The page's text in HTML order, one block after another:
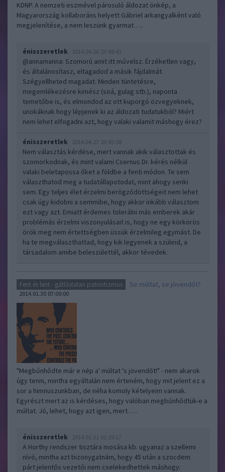
KDNP. A nemzeti eszmével párosuló áldozat önkép, a
Magyarország kollaboráns helyett Gábriel arkangyalként való
megjelenítése, a nem leszünk gyarmat…..
énisszeretlek 2014.04.26 23:48:43
@annamanna: Szomorú amit itt művelsz. Érzéketlen vagy,
és általánosítasz, eltagadod a másik fájdalmát.
Szégyellheted magadat. Minden tüntetésre,
megemlékezésre kimész (soá, gulag stb.), naponta
temetőbe is, és elmondod az ott kuporgó özvegyeknek,
unokáknak hogy lépjenek ki az áldozati tudatukból? Miért
nem lehet elfogadni azt, hogy valaki valamit máshogy érez?
énisszeretlek 2014.04.27 23:45:08
Nem választás kérdése, mert vannak akik választottak és
szomorkodnak, és mint valami Csernus Dr. kérés nélkül
valaki beletapossa őket a földbe a fenti módon. Te sem
választhatod meg a tudatállapotodat, mint ahogy senki
sem. Egy teljes élet érzelmi berögződöttségeit nem lehet
csak úgy kidobni a semmibe, hogy akkor inkább választom
ezt vagy azt. Emiatt érdemes tolerálni más emberek akár
problémás érzelmi viszonyulásait is, hogy ne egy körkörös
örök meg nem értettségben üssük érzelmileg egymást. De
ha te megválaszthattad, hogy kik legyenek a szüleid, a
társadalom amibe beleszülettél, akkor tévedek.
Fent és lent - gátlástalan patriotizmus Se múltat, se jövendőt?
2014.01.30 07:00:00
"Megbűnhődte már e nép a' múltat 's jövendőt!" - nem akarok
úgy tenni, mintha egyáltalán nem érteném, hogy mit jelent ez a
sor a himnuszunkban, de néha komoly kételyeim vannak.
Egyrészt mert az is kérdéses, hogy valóban megbűnhődtük-e a
múltat. Jó, lehet, hogy azt igen, mert…..
énisszeretlek 2014.01.31 01:29:17
A Horthy rendszer tisztára mosása kb. ugyanaz a szellemi
nívó, mintha azt bizonygatnám, hogy 45 után a szocdem
párt jelentős vezetői nem cselekedhettek máshogy: